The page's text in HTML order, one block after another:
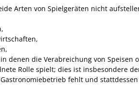
Arten von Spielgeräten nicht
denen die Verabreichung von Speisen
Rolle spielt; dies ist insbesondere
fehlt und